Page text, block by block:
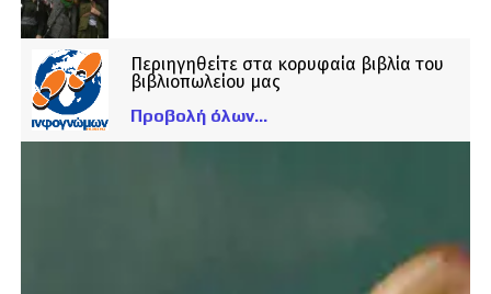
Περιηγηθείτε στα κορυφαία βιβλία του
βιβλιοπωλείου μας
Προβολή όλων